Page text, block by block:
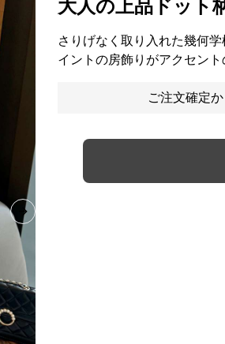
Next slide
大人の上品ドット
さりげなく取り入れた幾何
イントの房飾りがアクセン
ご注文確定